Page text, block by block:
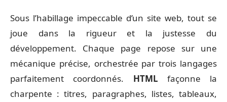
Sous l’habillage impeccable d’un site web, tout se
joue dans la rigueur et la justesse du
développement. Chaque page repose sur une
mécanique précise, orchestrée par trois langages
parfaitement coordonnés. HTML façonne la
charpente : titres, paragraphes, listes, tableaux,